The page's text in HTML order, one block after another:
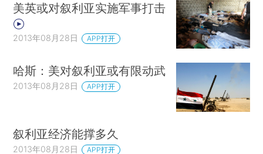
美英或对叙利亚实施军事打击
2013年08月28日 APP打开
哈斯：美对叙利亚或有限动武
2013年08月28日 APP打开
叙利亚经济能撑多久
2013年08月28日 APP打开